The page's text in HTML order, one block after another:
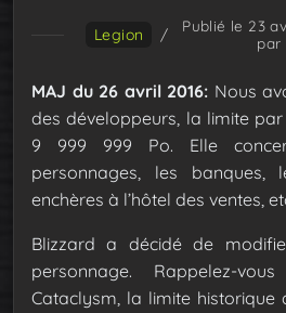
Legion /
Publié le 23
par
MAJ du 26 avril 2016: Nous
des développeurs, la limite
9 999 999 Po. Elle
personnages, les banques,
enchères à l’hôtel des ventes,
Blizzard a décidé de
personnage. Rappelez-
Cataclysm, la limite historique